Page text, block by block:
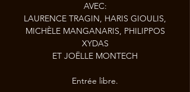
AVEC:
LAURENCE TRAGIN, HARIS GIOULIS,
MICHÈLE MANGANARIS, PHILIPPOS
XYDAS
ET JOËLLE MONTECH
Entrée libre.